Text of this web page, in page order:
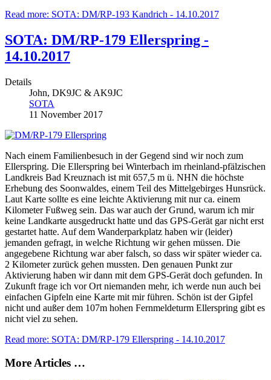
Read more: SOTA: DM/RP-193 Kandrich - 14.10.2017
SOTA: DM/RP-179 Ellerspring -
14.10.2017
Details
John, DK9JC & AK9JC
SOTA
11 November 2017
Nach einem Familienbesuch in der Gegend sind wir noch zum
Ellerspring. Die Ellerspring bei Winterbach im rheinland-pfälzischen
Landkreis Bad Kreuznach ist mit 657,5 m ü. NHN die höchste
Erhebung des Soonwaldes, einem Teil des Mittelgebirges Hunsrück.
Laut Karte sollte es eine leichte Aktivierung mit nur ca. einem
Kilometer Fußweg sein. Das war auch der Grund, warum ich mir
keine Landkarte ausgedruckt hatte und das GPS-Gerät gar nicht erst
gestartet hatte. Auf dem Wanderparkplatz haben wir (leider)
jemanden gefragt, in welche Richtung wir gehen müssen. Die
angegebene Richtung war aber falsch, so dass wir später wieder ca.
2 Kilometer zurück gehen mussten. Den genauen Punkt zur
Aktivierung haben wir dann mit dem GPS-Gerät doch gefunden. In
Zukunft frage ich vor Ort niemanden mehr, ich werde nun auch bei
einfachen Gipfeln eine Karte mit mir führen. Schön ist der Gipfel
nicht und außer dem 107m hohen Fernmeldeturm Ellerspring gibt es
nicht viel zu sehen.
Read more: SOTA: DM/RP-179 Ellerspring - 14.10.2017
More Articles …